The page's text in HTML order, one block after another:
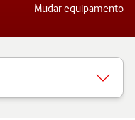
Mudar equipamento